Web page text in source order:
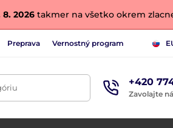
8. 2026 takmer na všetko okrem
Preprava Vernostný program
+420
Zavolajte